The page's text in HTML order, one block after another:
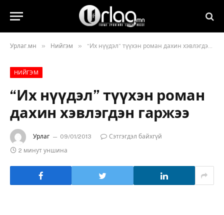
Урлаг.мн » Нийгэм » “Их нүүдэл” түүхэн роман дахин хэвлэгдэн гаржээ
НИЙГЭМ
“Их нүүдэл” түүхэн роман
дахин хэвлэгдэн гаржээ
Урлаг 09/01/2013
Сэтгэгдэл байхгүй
2 минут уншина